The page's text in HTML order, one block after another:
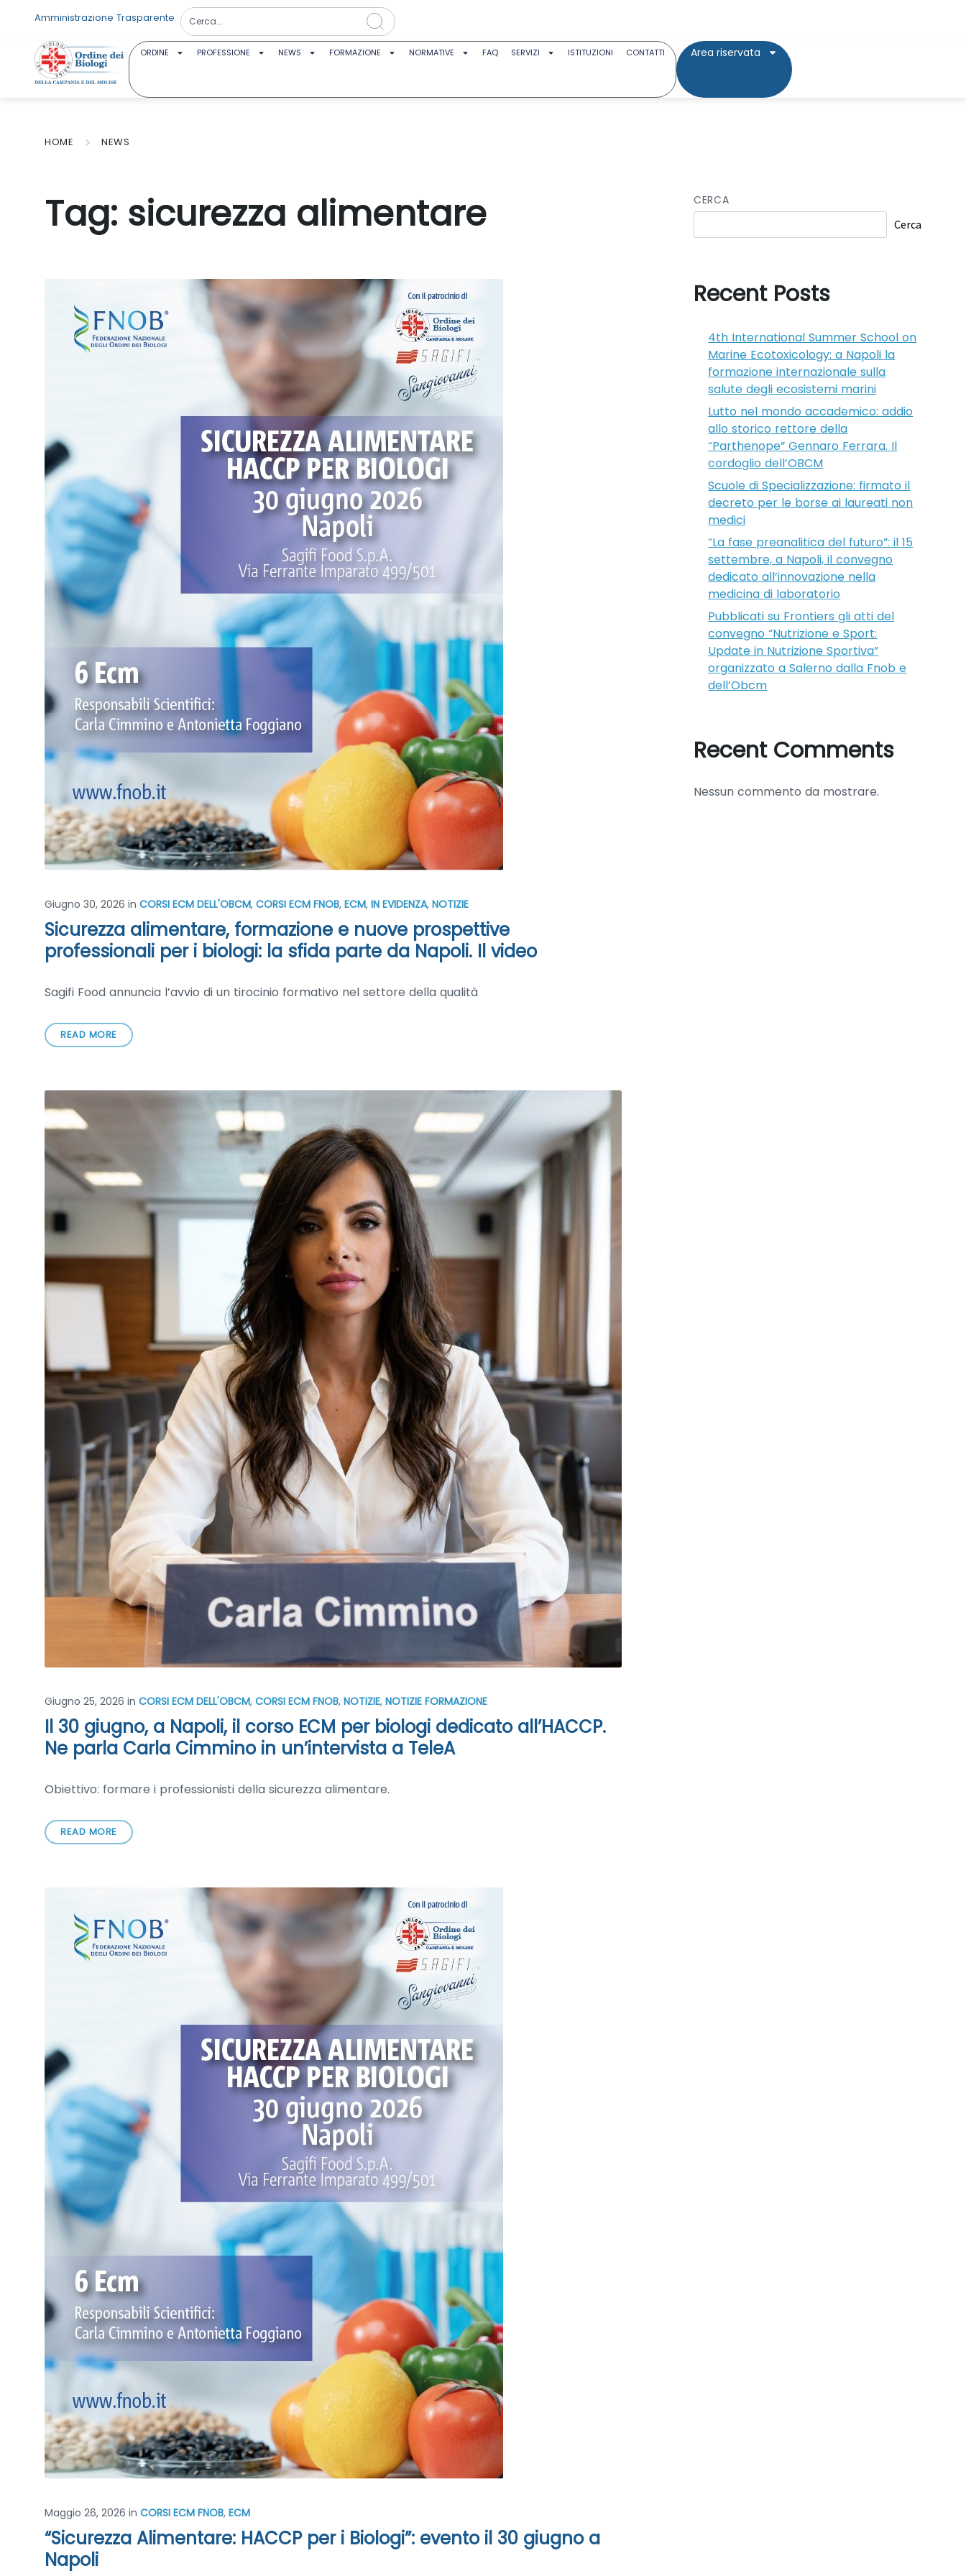
Amministrazione Trasparente
ORDINE PROFESSIONE NEWS FORMAZIONE NORMATIVE FAQ SERVIZI ISTITUZIONI CONTATTI Area riservata
HOME NEWS
Tag: sicurezza alimentare
Giugno 30, 2026 in CORSI ECM DELL'OBCM, CORSI ECM FNOB, ECM, IN EVIDENZA, NOTIZIE
Sicurezza alimentare, formazione e nuove prospettive
professionali per i biologi: la sfida parte da Napoli. Il video
Sagifi Food annuncia l’avvio di un tirocinio formativo nel settore della qualità
READ MORE
Giugno 25, 2026 in CORSI ECM DELL'OBCM, CORSI ECM FNOB, NOTIZIE, NOTIZIE FORMAZIONE
Il 30 giugno, a Napoli, il corso ECM per biologi dedicato all’HACCP.
Ne parla Carla Cimmino in un’intervista a TeleA
Obiettivo: formare i professionisti della sicurezza alimentare.
READ MORE
Maggio 26, 2026 in CORSI ECM FNOB, ECM
“Sicurezza Alimentare: HACCP per i Biologi”: evento il 30 giugno a
Napoli
CERCA
Cerca
Recent Posts
4th International Summer School on
Marine Ecotoxicology: a Napoli la
formazione internazionale sulla
salute degli ecosistemi marini
Lutto nel mondo accademico: addio
allo storico rettore della
“Parthenope” Gennaro Ferrara. Il
cordoglio dell’OBCM
Scuole di Specializzazione: firmato il
decreto per le borse ai laureati non
medici
“La fase preanalitica del futuro”: il 15
settembre, a Napoli, il convegno
dedicato all’innovazione nella
medicina di laboratorio
Pubblicati su Frontiers gli atti del
convegno “Nutrizione e Sport:
Update in Nutrizione Sportiva”
organizzato a Salerno dalla Fnob e
dell’Obcm
Recent Comments
Nessun commento da mostrare.